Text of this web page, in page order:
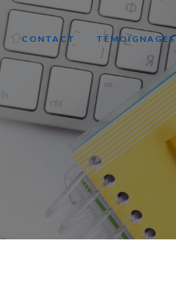
CONTACT TÉMOIGNAGES